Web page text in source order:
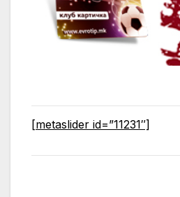
[metaslider id=”11231″]